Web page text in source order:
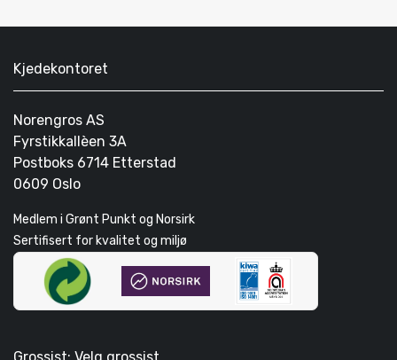
Kjedekontoret
Norengros AS
Fyrstikkallèen 3A
Postboks 6714 Etterstad
0609 Oslo
Medlem i Grønt Punkt og Norsirk
Sertifisert for kvalitet og miljø